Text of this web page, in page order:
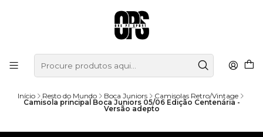
Início Resto do Mundo Boca Juniors Camisolas Retro/Vintage
Camisola principal Boca Juniors 05/06 Edição Centenária -
Versão adepto